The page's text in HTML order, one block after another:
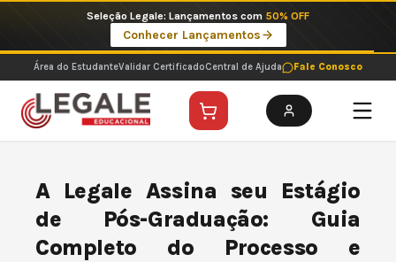
o
conteúdo
Imperdíveis no Pix: Pós Selecionadas a 199 reais no pix em parcela única
Ver ofertas
Área do EstudanteValidar CertificadoCentral de Ajuda Fale Conosco
A Legale Assina seu Estágio
de Pós-Graduação: Guia
Completo do Processo e